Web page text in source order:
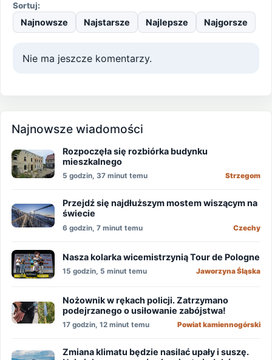
Sortuj:
Najnowsze Najstarsze Najlepsze Najgorsze
Nie ma jeszcze komentarzy.
Najnowsze wiadomości
Rozpoczęła się rozbiórka budynku
mieszkalnego
5 godzin, 37 minut temu Strzegom
Przejdź się najdłuższym mostem wiszącym na
świecie
6 godzin, 7 minut temu Czechy
Nasza kolarka wicemistrzynią Tour de Pologne
15 godzin, 5 minut temu Jaworzyna Śląska
Nożownik w rękach policji. Zatrzymano
podejrzanego o usiłowanie zabójstwa!
17 godzin, 12 minut temu Powiat kamiennogórski
Zmiana klimatu będzie nasilać upały i suszę.